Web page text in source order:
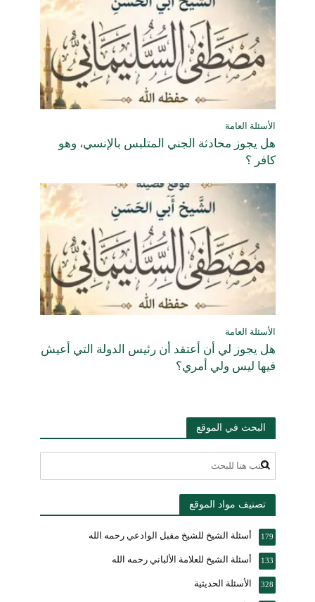
الأسئلة العامة
هل يجوز محادثة الجني المتلبس بالإنسي، وهو
كافر ؟
الأسئلة العامة
هل يجوز لي أن أعتقد أن رئيس الدولة التي أعيش
فيها ليس ولي أمري؟
البحث في الموقع
تصنيف مواد الموقع
أسئلة الشيخ للشيخ مقبل الوادعي رحمه الله 179
أسئلة الشيخ للعلامة الألباني رحمه الله 133
الأسئلة الحديثية 328